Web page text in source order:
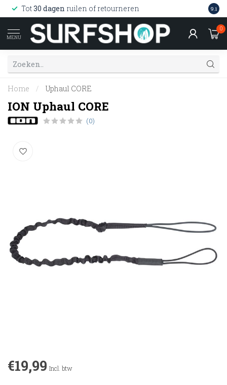
Tot30 dagen ruilen of retourneren 9.1
MENU
0
Home / Uphaul CORE
ION Uphaul CORE
(0)
€19,99 Incl. btw